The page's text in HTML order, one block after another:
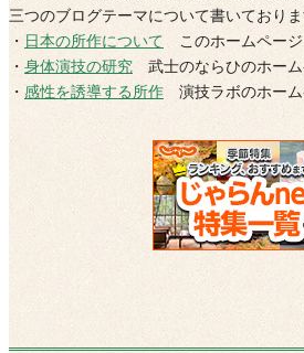
三つのブログテーマについて書いており
・ 日本の所作について このホームページ
・ 身体演技の研究 武士のならひのホー
・ 感性を誘導する所作 演技ラボのホーム